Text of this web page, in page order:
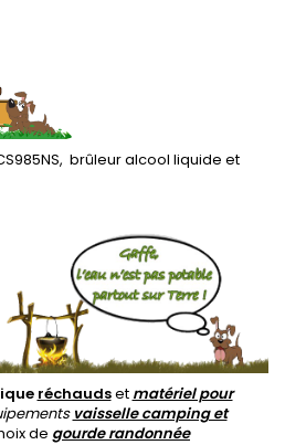
brûleur alcool liquide et
réchaudset matériel pour
vaisselle camping et
de gourde randonnée